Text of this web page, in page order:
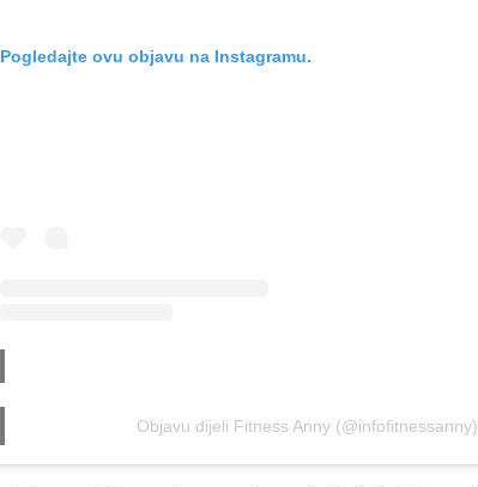
Pogledajte ovu objavu na Instagramu.
Objavu dijeli Fitness Anny (@infofitnessanny)